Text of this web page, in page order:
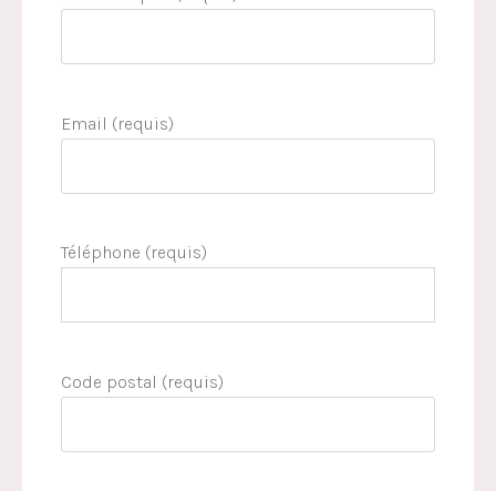
Email (requis)
Téléphone (requis)
Code postal (requis)